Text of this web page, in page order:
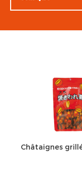
Châtaignes